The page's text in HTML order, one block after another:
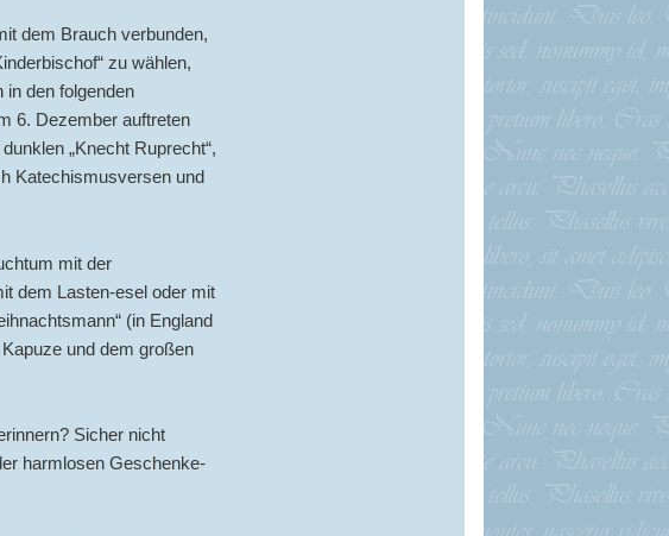
dem Brauch verbunden,
zu wählen,
den folgenden
6. Dezember auftreten
„Knecht Ruprecht“,
Katechismusversen und
mit der
dem Lasten-esel oder mit
(in England
und dem großen
Sicher nicht
harmlosen Geschenke-